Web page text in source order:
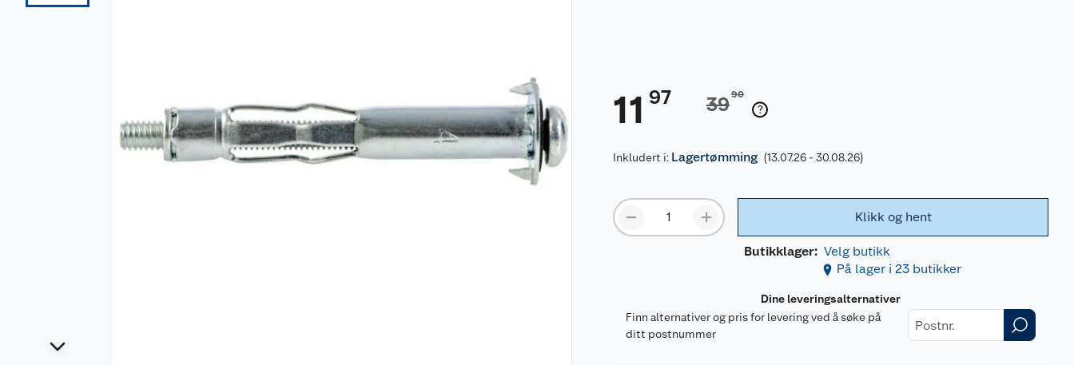
11 97 3990
Inkludert i: Lagertømming (13.07.26 - 30.08.26)
Klikk og hent
Butikklager: Velg butikk
På lager i 23 butikker
Dine leveringsalternativer
Finn alternativer og pris for levering ved å søke på
ditt postnummer